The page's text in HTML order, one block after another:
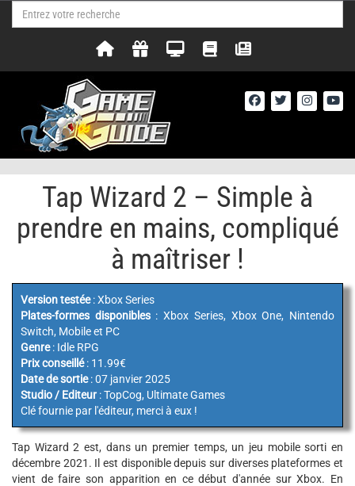
Tap Wizard 2 – Simple à
prendre en mains, compliqué
à maîtriser !
Version testée: Xbox Series
Plates-formes disponibles: Xbox Series, Xbox One, Nintendo
Switch, Mobile et PC
Genre: Idle RPG
Prix conseillé: 11.99€
Date de sortie: 07 janvier 2025
Studio / Editeur : TopCog, Ultimate Games
Clé fournie par l'éditeur, merci à eux !
Tap Wizard 2 est, dans un premier temps, un jeu mobile sorti en
décembre 2021. Il est disponible depuis sur diverses plateformes et
vient de faire son apparition en ce début d'année sur Xbox. En